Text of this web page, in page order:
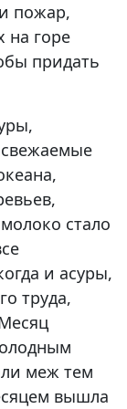
пожар,
на горе
придать
стало
и асуры,
труда,
меж тем
вышла